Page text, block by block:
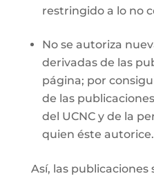
restringido a lo no
No se autoriza
derivadas de las
página; por
de las
del UCNC y de la
quien éste autorice.
Así, las publicaciones